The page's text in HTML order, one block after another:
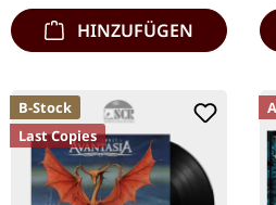
HINZUFÜGEN
B-Stock
Last Copies